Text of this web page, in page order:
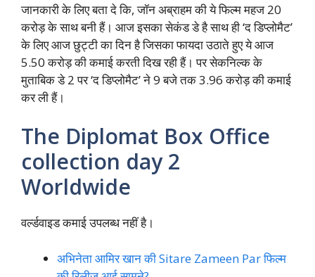
जानकारी के लिए बता दे कि, जॉन अब्राहम की ये फिल्म महज 20
करोड़ के साथ बनी हैं। आज इसका सेकंड डे है साथ ही ‘द डिप्लोमैट’
के लिए आज छुट्टी का दिन है जिसका फायदा उठाते हुए ये आज
5.50 करोड़ की कमाई करती दिख रही हैं। पर सेकनिल्क के
मुताबिक डे 2 पर ‘द डिप्लोमैट’ ने 9 बजे तक 3.96 करोड़ की कमाई
कर ली हैं।
The Diplomat Box Office
collection day 2
Worldwide
वर्ल्डवाइड कमाई उपलब्ध नहीं है।
अभिनेता आमिर खान की Sitare Zameen Par फिल्म